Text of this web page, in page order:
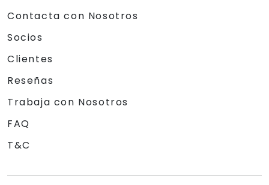
Contacta con Nosotros
Socios
Clientes
Reseñas
Trabaja con Nosotros
FAQ
T&C